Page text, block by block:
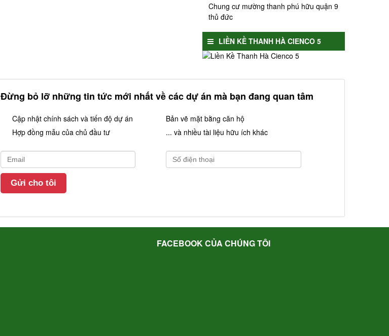
Chung cư mường thanh phú hữu quận 9
thủ đức
LIỀN KỀ THANH HÀ CIENCO 5
Đừng bỏ lỡ những tin tức mới nhất về các dự án mà bạn đang quan tâm
Cập nhật chính sách và tiến độ dự án
Bản vẽ mặt bằng căn hộ
Hợp đồng mẫu của chủ đầu tư
... và nhiều tài liệu hữu ích khác
FACEBOOK CỦA CHÚNG TÔI